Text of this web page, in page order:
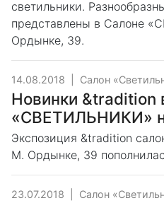
светильники.
представлены в Салоне
Ордынке, 39.
14.08.2018 Салон
Новинки &tradition
«СВЕТИЛЬНИКИ»
Экспозиция &tradition
М. Ордынке, 39
23.07.2018 Салон